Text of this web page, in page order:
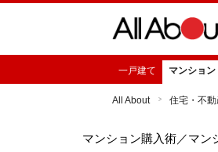
一戸建て マンション
All About 住宅・不
マンション購入術／マン